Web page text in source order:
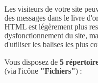
Les visiteurs de votre site
des messages dans le livre
HTML est légèrement plus
dysfonctionnement du site,
d'utiliser les balises les plus
Vous disposez de5
(via l'icône "Fichiers") :